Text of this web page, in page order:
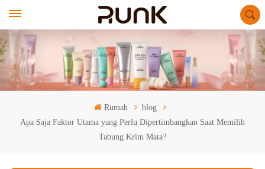
Rumah
blog
Apa Saja Faktor Utama yang Perlu Dipertimbangkan Saat Memilih
Tabung Krim Mata?